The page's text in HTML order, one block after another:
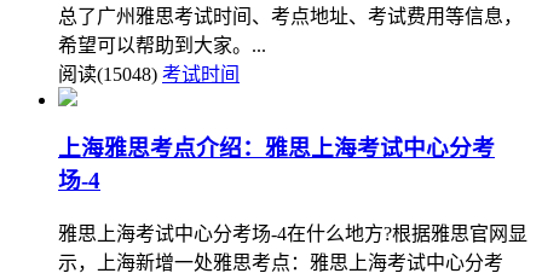
总了广州雅思考试时间、考点地址、考试费用等信息，
希望可以帮助到大家。...
阅读(15048) 考试时间
上海雅思考点介绍：雅思上海考试中心分考
场-4
雅思上海考试中心分考场-4在什么地方?根据雅思官网显
示，上海新增一处雅思考点：雅思上海考试中心分考